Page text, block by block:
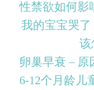
性禁欲如何影
我的宝宝哭
该
卵巢早衰 – 原
6-12个月龄儿